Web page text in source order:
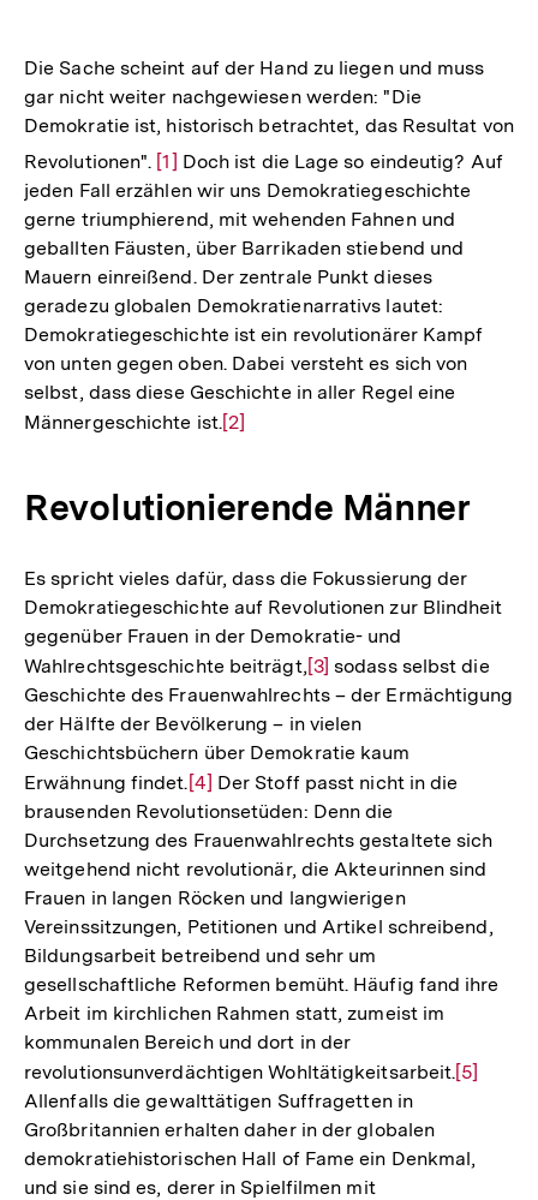
Die Sache scheint auf der Hand zu liegen und muss
gar nicht weiter nachgewiesen werden: "Die
Demokratie ist, historisch betrachtet, das Resultat von
Revolutionen". Zur
Auflösung
der
Fußnote
[1] Doch ist die Lage so eindeutig? Auf
jeden Fall erzählen wir uns Demokratiegeschichte
gerne triumphierend, mit wehenden Fahnen und
geballten Fäusten, über Barrikaden stiebend und
Mauern einreißend. Der zentrale Punkt dieses
geradezu globalen Demokratienarrativs lautet:
Demokratiegeschichte ist ein revolutionärer Kampf
von unten gegen oben. Dabei versteht es sich von
selbst, dass diese Geschichte in aller Regel eine
Männergeschichte ist.Zur
Fußnote
[2]
Revolutionierende Männer
Es spricht vieles dafür, dass die Fokussierung der
Demokratiegeschichte auf Revolutionen zur Blindheit
gegenüber Frauen in der Demokratie- und
Wahlrechtsgeschichte beiträgt,Zur
Auflösung
der
Fußnote
[3] sodass selbst die
Geschichte des Frauenwahlrechts – der Ermächtigung
der Hälfte der Bevölkerung – in vielen
Geschichtsbüchern über Demokratie kaum
Erwähnung findet.Zur
Auflösung
der
Fußnote
[4] Der Stoff passt nicht in die
brausenden Revolutionsetüden: Denn die
Durchsetzung des Frauenwahlrechts gestaltete sich
weitgehend nicht revolutionär, die Akteurinnen sind
Frauen in langen Röcken und langwierigen
Vereinssitzungen, Petitionen und Artikel schreibend,
Bildungsarbeit betreibend und sehr um
gesellschaftliche Reformen bemüht. Häufig fand ihre
Arbeit im kirchlichen Rahmen statt, zumeist im
kommunalen Bereich und dort in der
revolutionsunverdächtigen Wohltätigkeitsarbeit.Zur
Fußnote
[5]
Allenfalls die gewalttätigen Suffragetten in
Großbritannien erhalten daher in der globalen
demokratiehistorischen Hall of Fame ein Denkmal,
und sie sind es, derer in Spielfilmen mit